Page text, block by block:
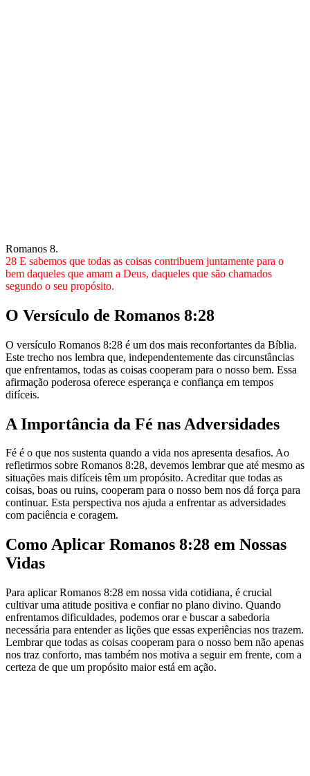
Romanos 8.
28 E sabemos que todas as coisas contribuem juntamente para o
bem daqueles que amam a Deus, daqueles que são chamados
segundo o seu propósito.
O Versículo de Romanos 8:28
O versículo Romanos 8:28 é um dos mais reconfortantes da Bíblia.
Este trecho nos lembra que, independentemente das circunstâncias
que enfrentamos, todas as coisas cooperam para o nosso bem. Essa
afirmação poderosa oferece esperança e confiança em tempos
difíceis.
A Importância da Fé nas Adversidades
Fé é o que nos sustenta quando a vida nos apresenta desafios. Ao
refletirmos sobre Romanos 8:28, devemos lembrar que até mesmo as
situações mais difíceis têm um propósito. Acreditar que todas as
coisas, boas ou ruins, cooperam para o nosso bem nos dá força para
continuar. Esta perspectiva nos ajuda a enfrentar as adversidades
com paciência e coragem.
Como Aplicar Romanos 8:28 em Nossas
Vidas
Para aplicar Romanos 8:28 em nossa vida cotidiana, é crucial
cultivar uma atitude positiva e confiar no plano divino. Quando
enfrentamos dificuldades, podemos orar e buscar a sabedoria
necessária para entender as lições que essas experiências nos trazem.
Lembrar que todas as coisas cooperam para o nosso bem não apenas
nos traz conforto, mas também nos motiva a seguir em frente, com a
certeza de que um propósito maior está em ação.